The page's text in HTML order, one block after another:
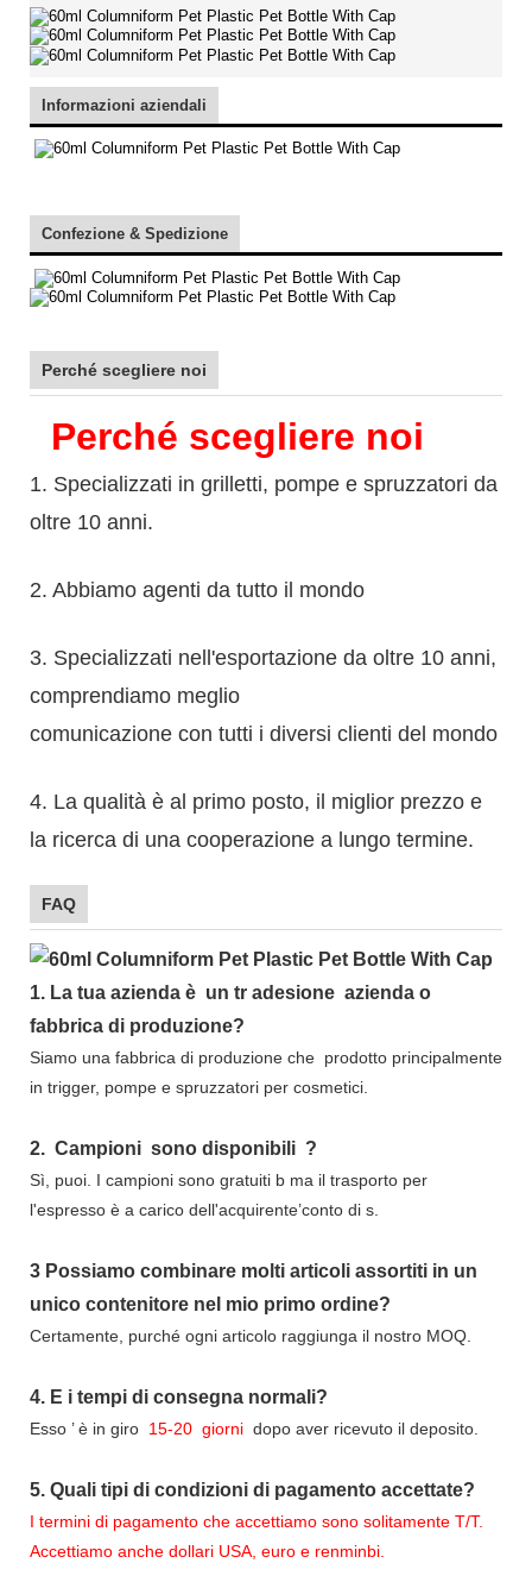
Informazioni aziendali
Confezione & Spedizione
Perché scegliere noi
Perché scegliere noi
1. Specializzati in grilletti, pompe e spruzzatori da
oltre 10 anni.
2. Abbiamo agenti da tutto il mondo
3. Specializzati nell'esportazione da oltre 10 anni,
comprendiamo meglio
comunicazione con tutti i diversi clienti del mondo
4. La qualità è al primo posto, il miglior prezzo e
la ricerca di una cooperazione a lungo termine.
FAQ
1. La tua azienda è un tr adesione azienda o
fabbrica di produzione?
Siamo una fabbrica di produzione che prodotto principalmente
in trigger, pompe e spruzzatori per cosmetici.
2. Campioni sono disponibili ?
Sì, puoi. I campioni sono gratuiti b ma il trasporto per
l'espresso è a carico dell'acquirente’conto di s.
3 Possiamo combinare molti articoli assortiti in un
unico contenitore nel mio primo ordine?
Certamente, purché ogni articolo raggiunga il nostro MOQ.
4. E i tempi di consegna normali?
Esso ’è in giro 15-20 giorni dopo aver ricevuto il deposito.
5. Quali tipi di condizioni di pagamento accettate?
I termini di pagamento che accettiamo sono solitamente T/T.
Accettiamo anche dollari USA, euro e renminbi.